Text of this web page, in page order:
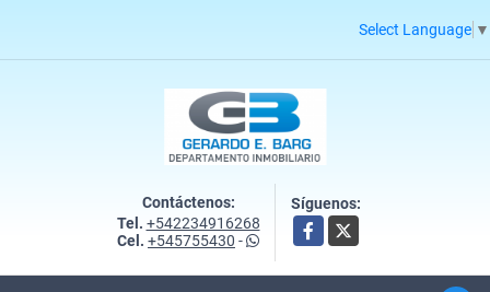
Select Language ▼
Contáctenos:
Tel. +542234916268
Cel. +545755430 -
Síguenos:
Facebook
X